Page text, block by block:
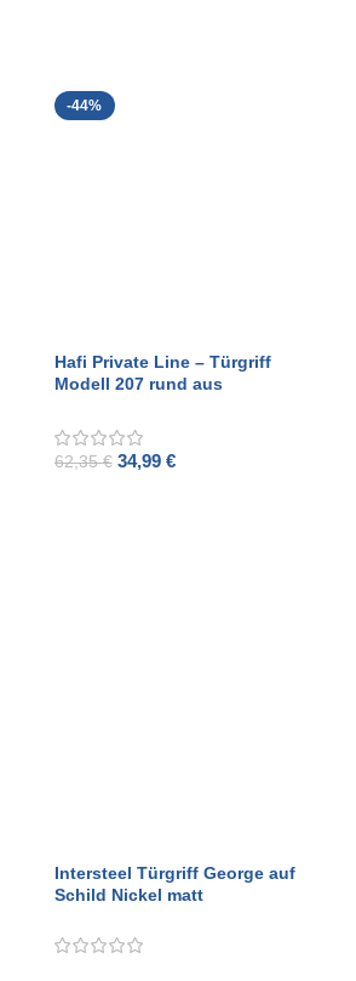
-44%
Hafi Private Line – Türgriff
Modell 207 rund aus
62,35€ 34,99 €
Intersteel Türgriff George auf
Schild Nickel matt